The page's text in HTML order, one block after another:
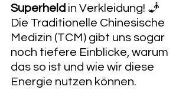
Superheld in Verkleidung! 🧞
Die Traditionelle Chinesische
Medizin (TCM) gibt uns sogar
noch tiefere Einblicke, warum
das so ist und wie wir diese
Energie nutzen können.